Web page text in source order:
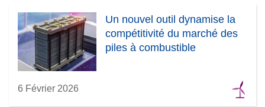
Un nouvel outil dynamise la
compétitivité du marché des
piles à combustible
6 Février 2026